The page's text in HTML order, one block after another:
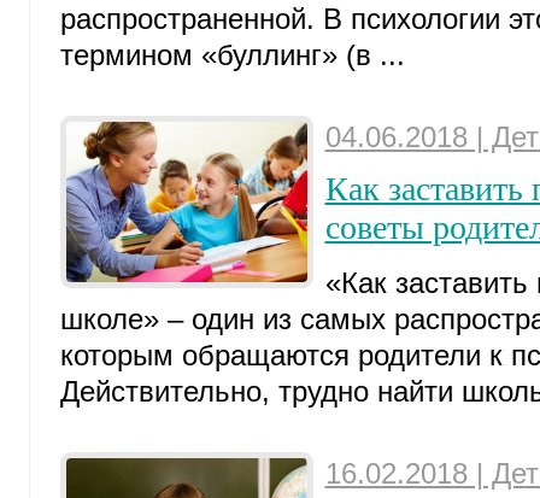
распространенной. В психологии
термином «буллинг» (в ...
04.06.2018 |
Как заставить
советы
«Как
школе» – один из самых
которым обращаются родители к
Действительно, трудно найти
16.02.2018 |